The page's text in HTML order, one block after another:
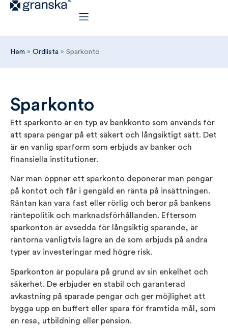
Hem » Ordlista » Sparkonto
Sparkonto
Ett sparkonto är en typ av bankkonto som används för
att spara pengar på ett säkert och långsiktigt sätt. Det
är en vanlig sparform som erbjuds av banker och
finansiella institutioner.
När man öppnar ett sparkonto deponerar man pengar
på kontot och får i gengäld en ränta på insättningen.
Räntan kan vara fast eller rörlig och beror på bankens
räntepolitik och marknadsförhållanden. Eftersom
sparkonton är avsedda för långsiktig sparande, är
räntorna vanligtvis lägre än de som erbjuds på andra
typer av investeringar med högre risk.
Sparkonton är populära på grund av sin enkelhet och
säkerhet. De erbjuder en stabil och garanterad
avkastning på sparade pengar och ger möjlighet att
bygga upp en buffert eller spara för framtida mål, som
en resa, utbildning eller pension.